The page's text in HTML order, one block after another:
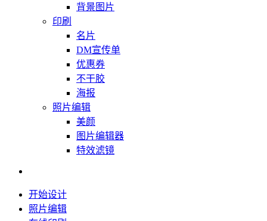
背景图片
印刷
名片
DM宣传单
优惠券
不干胶
海报
照片编辑
美颜
图片编辑器
特效滤镜
开始设计
照片编辑